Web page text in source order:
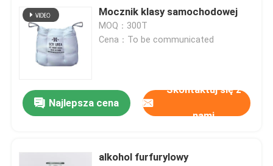
Mocznik klasy samochodowej
MOQ：300T
Cena：To be communicated
Najlepsza cena
Skontaktuj się z
nami
alkohol furfurylowy